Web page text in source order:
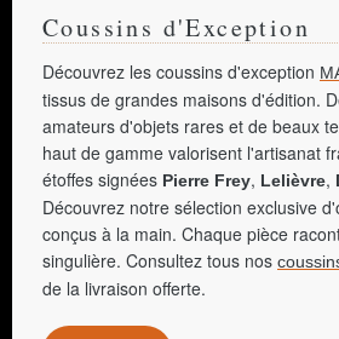
Coussins d'Exception
Découvrez les coussins d'exception
tissus de grandes maisons d'édition.
amateurs d'objets rares et de beaux
haut de gamme valorisent l'artisanat
étoffes signées Pierre Frey, Lelièvre,
Découvrez notre sélection exclusive
conçus à la main. Chaque pièce
singulière. Consultez tous nos
de la livraison offerte.